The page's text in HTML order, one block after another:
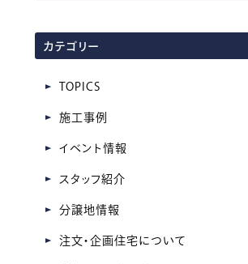
ア
ー
カ
イ
カテゴリー
TOPICS
施工事例
イベント情報
スタッフ紹介
分譲地情報
注文・企画住宅について